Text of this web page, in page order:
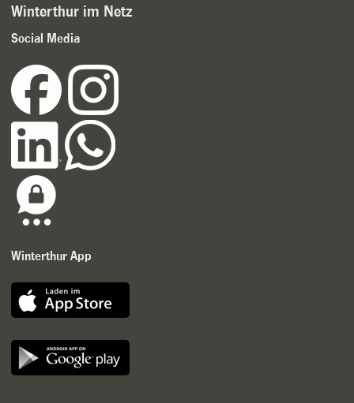
Winterthur im Netz
Social Media
Winterthur App